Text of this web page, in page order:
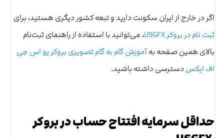
اگر در خارج از ایران سکونت دارید و تبعه کشور دیگری هستید، برای
ثبت نام در بروکر USGFX
، می‌توانید با استفاده از راهنمای ثبت‌نام
بالای همین صفحه بهآموزش گام به گام تصویری بروکر یو اس جی
اف ایکس دسترسی داشته باشید.
حداقل سرمایه افتتاح حساب در بروکر